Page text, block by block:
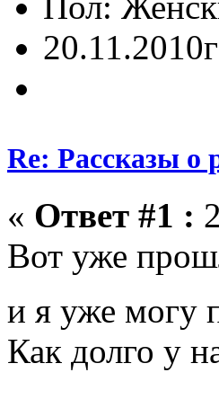
20.11.2010г
Re: Рассказы о
« Ответ #1 :
Вот уже
и я уже могу
Как долго у